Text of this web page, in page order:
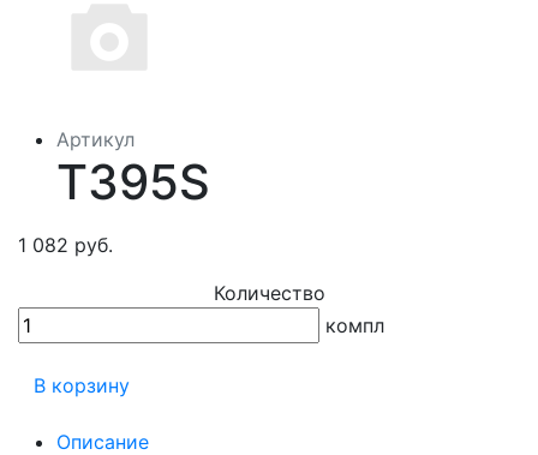
Артикул
Т395S
1 082 руб.
Количество
компл
В корзину
Описание